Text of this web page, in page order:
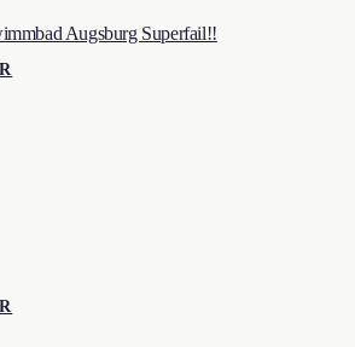
Augsburg Superfail!!